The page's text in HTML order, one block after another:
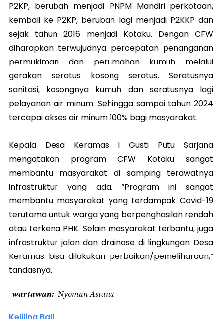
P2KP, berubah menjadi PNPM Mandiri perkotaan,
kembali ke P2KP, berubah lagi menjadi P2KKP dan
sejak tahun 2016 menjadi Kotaku. Dengan CFW
diharapkan terwujudnya percepatan penanganan
permukiman dan perumahan kumuh melalui
gerakan seratus kosong seratus. Seratusnya
sanitasi, kosongnya kumuh dan seratusnya lagi
pelayanan air minum. Sehingga sampai tahun 2024
tercapai akses air minum 100% bagi masyarakat.
Kepala Desa Keramas I Gusti Putu Sarjana
mengatakan program CFW Kotaku sangat
membantu masyarakat di samping terawatnya
infrastruktur yang ada. “Program ini sangat
membantu masyarakat yang terdampak Covid-19
terutama untuk warga yang berpenghasilan rendah
atau terkena PHK. Selain masyarakat terbantu, juga
infrastruktur jalan dan drainase di lingkungan Desa
Keramas bisa dilakukan perbaikan/pemeliharaan,”
tandasnya.
wartawan Nyoman Astana